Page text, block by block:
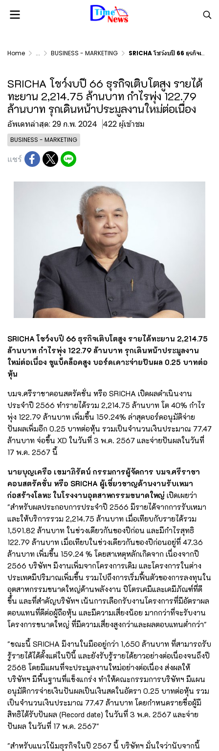
Home ... BUSINESS - MARKETING SRICHA โชว์งบปี 66 ธุรกิจเติบโตสูง รายได้ทะยาน 2,214.75 ล้านบาท กำไรพุ่ง 122.79 ล้านบาท รุกเดินหน้าประมูลงานใหม่ต่อเนื่อง
SRICHA โชว์งบปี 66 ธุรกิจเติบโตสูง รายได้
ทะยาน 2,214.75 ล้านบาท กำไรพุ่ง 122.79
ล้านบาท รุกเดินหน้าประมูลงานใหม่ต่อเนื่อง
อัพเดทล่าสุด: 29 ก.พ. 2024 422 ผู้เข้าชม
BUSINESS - MARKETING
แชร์
SRICHA โชว์งบปี 66 ธุรกิจเติบโตสูง รายได้ทะยาน 2,214.75
ล้านบาท กำไรพุ่ง 122.79 ล้านบาท รุกเดินหน้าประมูลงาน
ใหม่ต่อเนื่อง ชูแบ็คล็อคสูง บอร์ดเคาะจ่ายปันผล 0.25 บาทต่อ
หุ้น
บมจ.ศรีราชาคอนสตรัคชั่น หรือ SRICHA เปิดผลดำเนินงาน
ประจำปี 2566 ทำรายได้รวม 2,214.75 ล้านบาท โต 40% กำไร
พุ่ง 122.79 ล้านบาท เพิ่มขึ้น 159.24% ล่าสุดบอร์ดอนุมัติจ่าย
ปันผลเพิ่มอีก 0.25 บาทต่อหุ้น รวมเป็นจำนวนเงินประมาณ 77.47
ล้านบาท จ่อขึ้น XD ในวันที่ 3 พ.ค. 2567 และจ่ายปันผลในวันที่
17 พ.ค. 2567 นี้
นายบุญเครือ เขมาภิรัตน์ กรรมการผู้จัดการ บมจ.ศรีราชา
คอนสตรัคชั่น หรือ SRICHA ผู้เชี่ยวชาญด้านงานรับเหมา
ก่อสร้างโลหะ ในโรงงานอุตสาหกรรมขนาดใหญ่ เปิดเผยว่า
"สำหรับผลประกอบการประจำปี 2566 มีรายได้จากการรับเหมา
และให้บริการรวม 2,214.75 ล้านบาท เมื่อเทียบกับรายได้รวม
1,591.82 ล้านบาท ในช่วงเดียวกันของปีก่อน และมีกำไรสุทธิ
122.79 ล้านบาท เมื่อเทียบในช่วงเดียวกันของปีก่อนอยู่ที่ 47.36
ล้านบาท เพิ่มขึ้น 159.24 % โดยสาเหตุหลักเกิดจาก เนื่องจากปี
2566 บริษัทฯ มีงานเพิ่มจากโครงการเดิม และโครงการในต่าง
ประเทศมีปริมาณเพิ่มขึ้น รวมไปถึงการเริ่มฟื้นตัวของการลงทุนใน
อุตสาหกรรมขนาดใหญ่ด้านพลังงาน ปิโตรเคมีและเคมีภัณฑ์ที่ดี
ขึ้น และที่สำคัญบริษัทฯ เน้นการเลือกรับงานโครงการที่มีอัตราผล
ตอบแทนที่ดีต่อผู้ถือหุ้น และมีความเสี่ยงน้อย มากกว่าที่จะรับงาน
โครงการขนาดใหญ่ ที่มีความเสี่ยงสูงกว่าและผลตอบแทนต่ำกว่า"
"ขณะนี้ SRICHA มีงานในมืออยู่กว่า 1,650 ล้านบาท ที่สามารถรับ
รู้รายได้ได้ตั้งแต่ในปีนี้ และยังรับรู้รายได้ยาวอย่างต่อเนื่องจนถึงปี
2568 โดยมีแผนที่จะประมูลงานใหม่อย่างต่อเนื่อง ส่งผลให้
บริษัทฯ มีพื้นฐานที่แข็งแกร่ง ทำให้คณะกรรมการบริษัทฯ มีแผน
อนุมัติการจ่ายเงินปันผลเป็นเงินสดในอัตรา 0.25 บาทต่อหุ้น รวม
เป็นจำนวนเงินประมาณ 77.47 ล้านบาท โดยกำหนดรายชื่อผู้มี
สิทธิได้รับปันผล (Record date) ในวันที่ 3 พ.ค. 2567 และจ่าย
ปันผล ในวันที่ 17 พ.ค. 2567"
"สำหรับแนวโน้มธุรกิจในปี 2567 นี้ บริษัทฯ มั่นใจว่านับจากนี้